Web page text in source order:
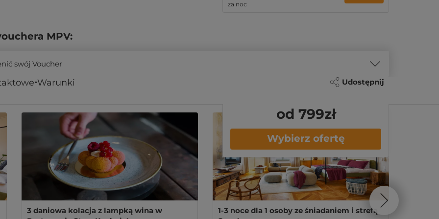
Warunki Udostępnij
od 799zł
Wybierz ofertę
za noc
MPV:
swój Voucher
3 daniowa kolacja z lampką wina w
1-3 noce dla 1 osoby ze śniadaniem i strefą